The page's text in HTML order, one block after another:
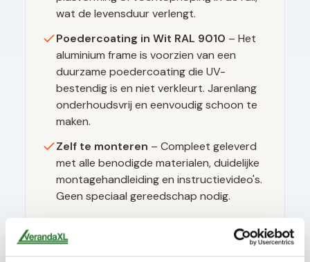
wat de levensduur verlengt.
Poedercoating in Wit RAL 9010 – Het
aluminium frame is voorzien van een
duurzame poedercoating die UV-
bestendig is en niet verkleurt. Jarenlang
onderhoudsvrij en eenvoudig schoon te
maken.
Zelf te monteren – Compleet geleverd
met alle benodigde materialen, duidelijke
montagehandleiding en instructievideo's.
Geen speciaal gereedschap nodig.